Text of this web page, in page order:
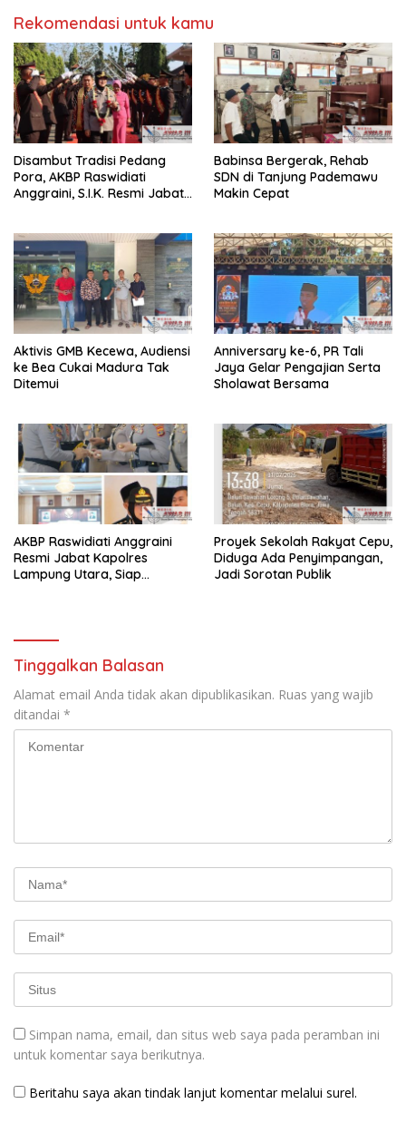
Rekomendasi untuk kamu
Disambut Tradisi Pedang
Pora, AKBP Raswidiati
Anggraini, S.I.K. Resmi Jabat
Babinsa Bergerak, Rehab
SDN di Tanjung Pademawu
Makin Cepat
Aktivis GMB Kecewa, Audiensi
ke Bea Cukai Madura Tak
Ditemui
Anniversary ke-6, PR Tali
Jaya Gelar Pengajian Serta
Sholawat Bersama
AKBP Raswidiati Anggraini
Resmi Jabat Kapolres
Lampung Utara, Siap
Proyek Sekolah Rakyat Cepu,
Diduga Ada Penyimpangan,
Jadi Sorotan Publik
Tinggalkan Balasan
Alamat email Anda tidak akan dipublikasikan. Ruas yang wajib
ditandai *
Simpan nama, email, dan situs web saya pada peramban ini
untuk komentar saya berikutnya.
Beritahu saya akan tindak lanjut komentar melalui surel.